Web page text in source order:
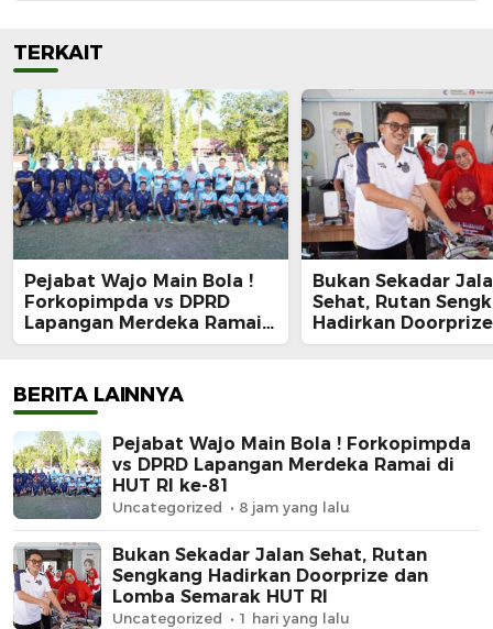
TERKAIT
Pejabat Wajo Main Bola !
Forkopimpda vs DPRD
Lapangan Merdeka Ramai
di HUT RI ke-81
Bukan Sekadar
Sehat, Rutan
Hadirkan
Lomba Semarak
BERITA LAINNYA
Pejabat Wajo Main Bola ! Forkopimpda
vs DPRD Lapangan Merdeka Ramai di
HUT RI ke-81
Uncategorized 8 jam yang lalu
Bukan Sekadar Jalan Sehat, Rutan
Sengkang Hadirkan Doorprize dan
Lomba Semarak HUT RI
Uncategorized 1 hari yang lalu